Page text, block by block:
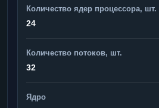
Количество ядер процессора, шт.
24
Количество потоков, шт.
32
Ядро